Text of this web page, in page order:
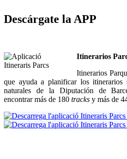
Descárgate la APP
Itinerarios
Itinerarios
que ayuda a planificar los itinerarios
naturales de la Diputación de
encontrar más de 180 tracks y más de